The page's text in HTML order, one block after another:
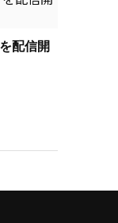
配信開